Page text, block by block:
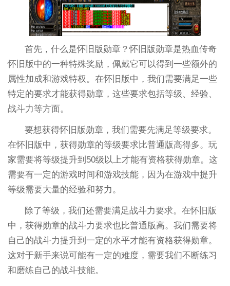
首先，什么是怀旧版勋章？怀旧版勋章是热血传奇
怀旧版中的一种特殊奖励，佩戴它可以得到一些额外的
属性加成和游戏特权。在怀旧版中，我们需要满足一些
特定的要求才能获得勋章，这些要求包括等级、经验、
战斗力等方面。
要想获得怀旧版勋章，我们需要先满足等级要求。
在怀旧版中，获得勋章的等级要求比普通版高得多。玩
家需要将等级提升到50级以上才能有资格获得勋章。这
需要有一定的游戏时间和游戏技能，因为在游戏中提升
等级需要大量的经验和努力。
除了等级，我们还需要满足战斗力要求。在怀旧版
中，获得勋章的战斗力要求也比普通版高。我们需要将
自己的战斗力提升到一定的水平才能有资格获得勋章。
这对于新手来说可能有一定的难度，需要我们不断练习
和磨练自己的战斗技能。